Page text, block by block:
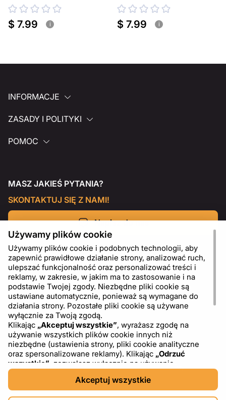
laserowego. Dekoracja dachu
$ 7.99 i
laserowego. Dekoracja dachu
$ 7.99 i
INFORMACJE
ZASADY I POLITYKI
POMOC
MASZ JAKIEŚ PYTANIA?
SKONTAKTUJ SIĘ Z NAMI!
Napisz do nas
PL USD - US Dollar ($)
Używamy plików cookie
Używamy plików cookie i podobnych technologii, aby
zapewnić prawidłowe działanie strony, analizować ruch,
ulepszać funkcjonalność oraz personalizować treści i
reklamy, w zakresie, w jakim ma to zastosowanie i na
podstawie Twojej zgody. Niezbędne pliki cookie są
ustawiane automatycznie, ponieważ są wymagane do
działania strony. Pozostałe pliki cookie są używane
wyłącznie za Twoją zgodą.
Klikając „Akceptuj wszystkie”, wyrażasz zgodę na
używanie wszystkich plików cookie innych niż
niezbędne (ustawienia strony, pliki cookie analityczne
oraz spersonalizowane reklamy). Klikając „Odrzuć
wszystkie” , zezwalasz wyłącznie na używanie
niezbędnych plików cookie. Klikając
, możesz wybrać, które kategorie plików cookie
chcesz zaakceptować lub zablokować. Możesz w
Akceptuj wszystkie